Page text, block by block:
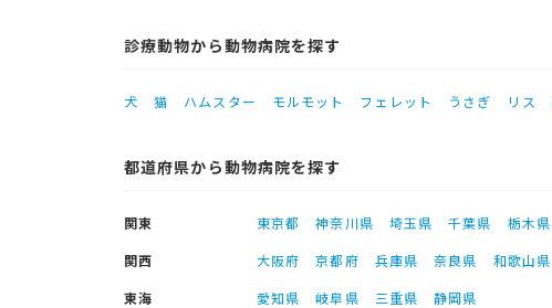
診療動物から動物病院を探す
犬 猫 ハムスター モルモット フェレット うさぎ リス
都道府県から動物病院を探す
関東 東京都 神奈川県 埼玉県 千葉県 栃木県
関西
大阪府 京都府 兵庫県 奈良県 和歌山県
東海
愛知県 岐阜県 三重県
静岡県